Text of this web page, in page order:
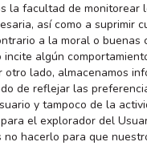
la facultad de monitorear
así como a suprimir
a la moral o buenas
incite algún
otro lado, almacenamos
de reflejar las
y tampoco de la
el explorador del
no hacerlo para que